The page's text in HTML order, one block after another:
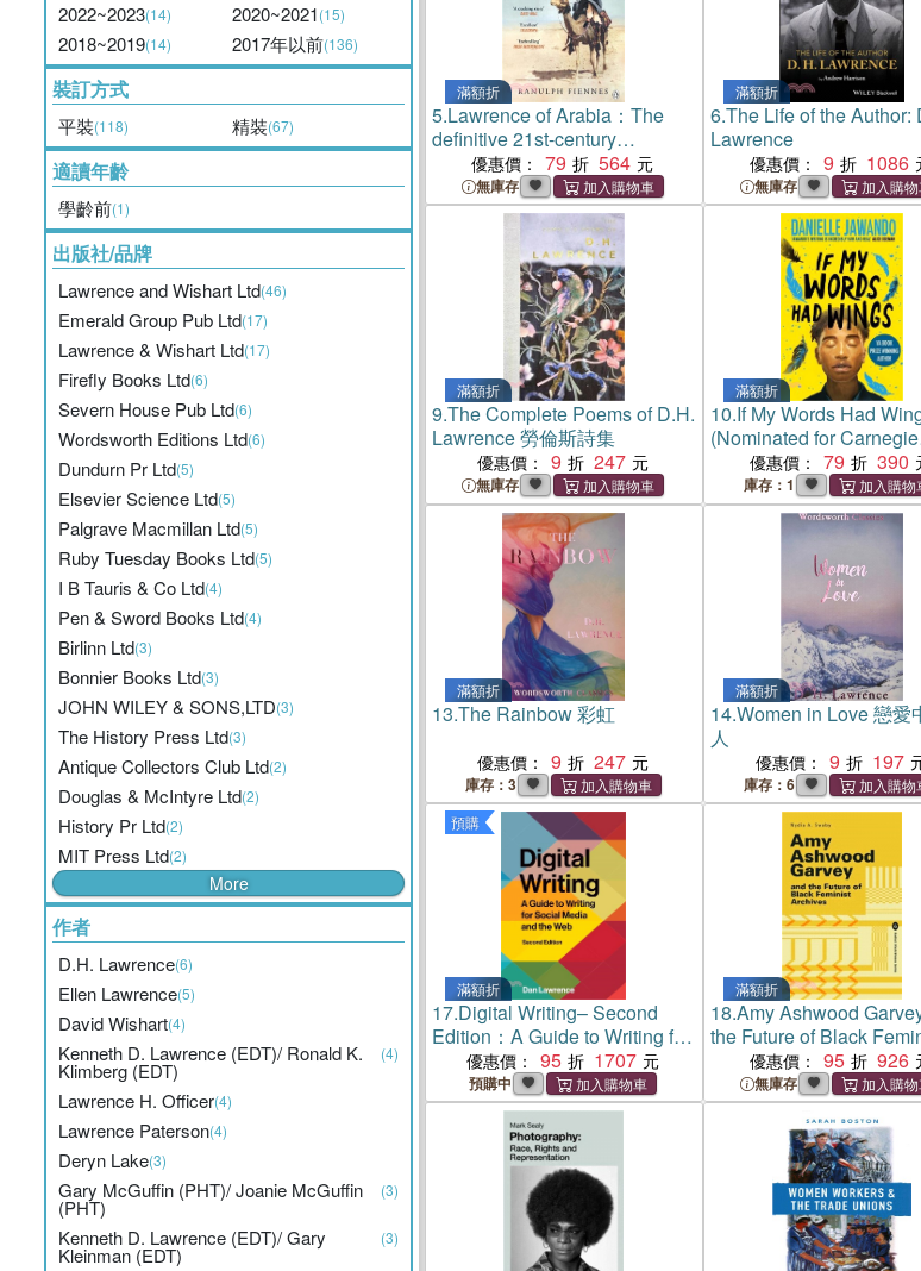
2022~2023(14) 2020~2021(15)
2018~2019(14) 2017年以前(136)
裝訂方式
平裝(118) 精裝(67)
適讀年齡
學齡前(1)
出版社/品牌
Lawrence and Wishart Ltd(46)
Emerald Group Pub Ltd(17)
Lawrence & Wishart Ltd(17)
Firefly Books Ltd(6)
Severn House Pub Ltd(6)
Wordsworth Editions Ltd(6)
Dundurn Pr Ltd(5)
Elsevier Science Ltd(5)
Palgrave Macmillan Ltd(5)
Ruby Tuesday Books Ltd(5)
I B Tauris & Co Ltd(4)
Pen & Sword Books Ltd(4)
Birlinn Ltd(3)
Bonnier Books Ltd(3)
JOHN WILEY & SONS,LTD(3)
The History Press Ltd(3)
Antique Collectors Club Ltd(2)
Douglas & McIntyre Ltd(2)
History Pr Ltd(2)
MIT Press Ltd(2)
More
作者
D.H. Lawrence(6)
Ellen Lawrence(5)
David Wishart(4)
Kenneth D. Lawrence (EDT)/ Ronald K.
Klimberg (EDT)
(4)
Lawrence H. Officer(4)
Lawrence Paterson(4)
Deryn Lake(3)
Gary McGuffin (PHT)/ Joanie McGuffin
(PHT)
(3)
Kenneth D. Lawrence (EDT)/ Gary
Kleinman (EDT)
(3)
滿額折
5.Lawrence of Arabia：The
definitive 21st-century
biography of a 20th-century
soldier, adventurer and leader
優惠價： 79 564
無庫存
滿額折
6.The Life of the Author:
Lawrence
優惠價： 9 1086
無庫存
滿額折
9.The Complete Poems of D.H.
Lawrence 勞倫斯詩集
優惠價： 9 247
無庫存
滿額折
10.If My Words Had
(Nominated for Carnegie
Medals 2025)
優惠價： 79 390
庫存：1
滿額折
13.The Rainbow 彩虹
優惠價： 9 247
庫存：3
滿額折
14.Women in Love 戀愛
人
優惠價： 9 197
庫存：6
預購
滿額折
17.Digital Writing– Second
Edition：A Guide to Writing for
Social Media and the Web
優惠價： 95 1707
預購中
滿額折
18.Amy Ashwood
the Future of Black
Archives
優惠價： 95 926
無庫存